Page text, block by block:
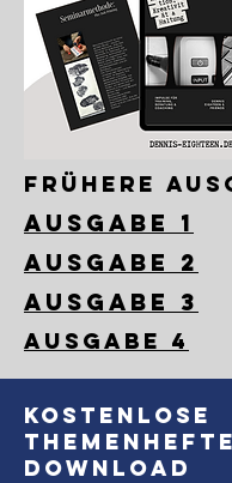
frühere
Ausgabe 1
Ausgabe 2
Ausgabe 3
Ausgabe 4
Kostenlose
Download